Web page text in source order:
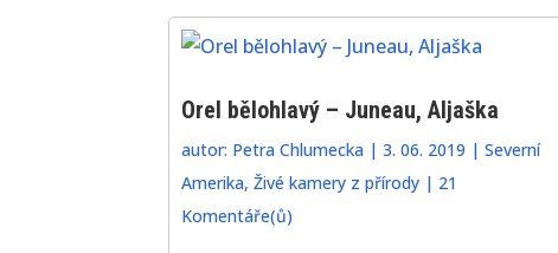
Orel bělohlavý – Juneau, Aljaška
autor: Petra Chlumecka| 3. 06. 2019 | Severní
Amerika, Živé kamery z přírody| 21
Komentáře(ů)